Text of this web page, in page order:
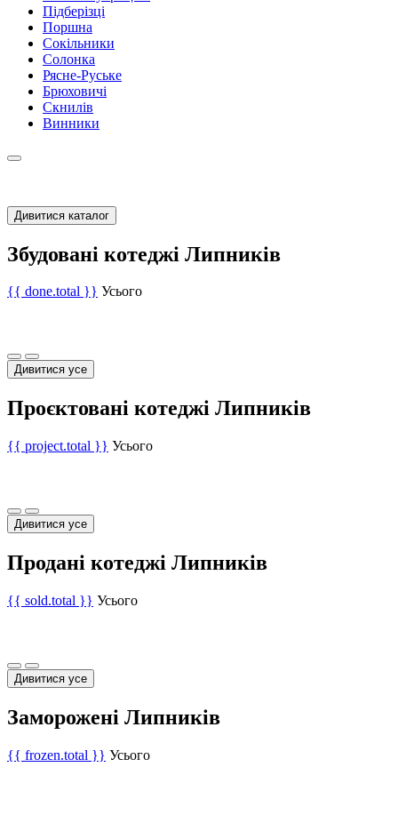
Підберізці
Поршна
Сокільники
Солонка
Рясне-Руське
Брюховичі
Скнилів
Винники
Дивитися каталог
Збудовані котеджі Липників
{{ done.total }} Усього
Дивитися усе
Проєктовані котеджі Липників
{{ project.total }} Усього
Дивитися усе
Продані котеджі Липників
{{ sold.total }} Усього
Дивитися усе
Заморожені Липників
{{ frozen.total }} Усього